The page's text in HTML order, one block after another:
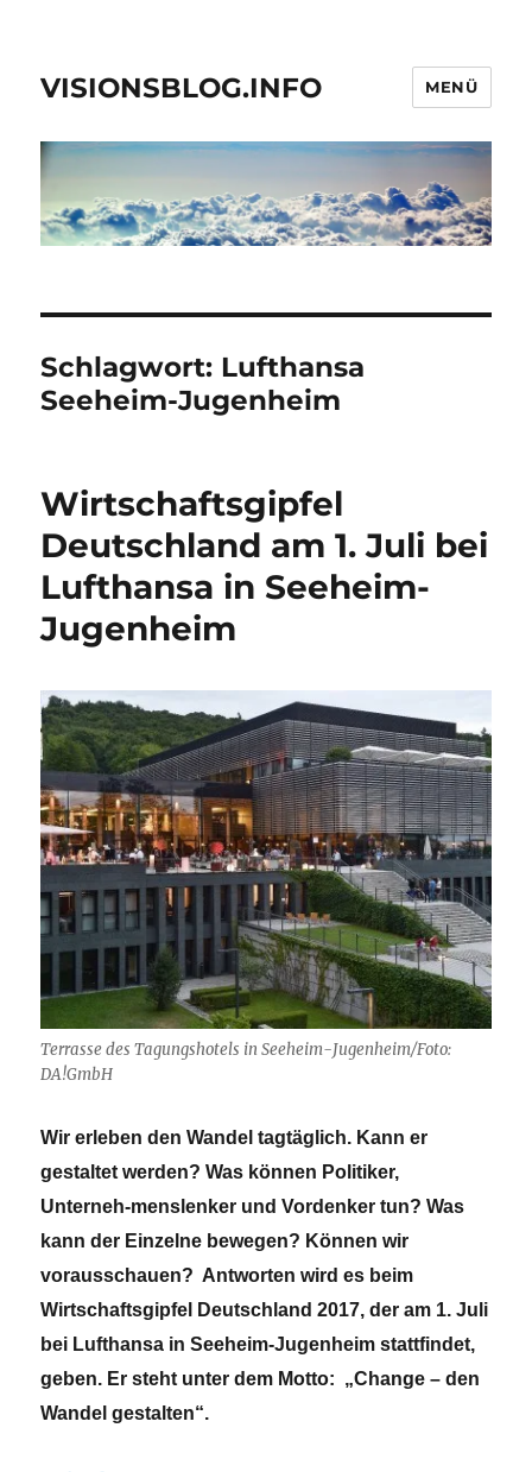
VISIONSBLOG.INFO MENÜ
Schlagwort: Lufthansa
Seeheim-Jugenheim
Wirtschaftsgipfel
Deutschland am 1. Juli bei
Lufthansa in Seeheim-
Jugenheim
Terrasse des Tagungshotels in Seeheim-Jugenheim/Foto:
DA!GmbH
Wir erleben den Wandel tagtäglich. Kann er
gestaltet werden? Was können Politiker,
Unterneh-menslenker und Vordenker tun? Was
kann der Einzelne bewegen? Können wir
vorausschauen? Antworten wird es beim
Wirtschaftsgipfel Deutschland 2017, der am 1. Juli
bei Lufthansa in Seeheim-Jugenheim stattfindet,
geben. Er steht unter dem Motto: „Change – den
Wandel gestalten“.